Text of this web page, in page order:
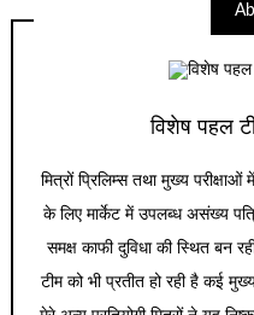
विशेष पहल
मित्रों प्रिलिम्स तथा मुख्य
के लिए मार्केट में उपलब्ध असंख्य
समक्ष काफी दुविधा की स्थित बन
टीम को भी प्रतीत हो रही है कई